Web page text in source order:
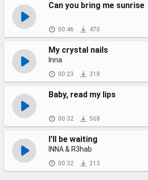
Can you bring me sunrise
00:46 470
My crystal nails
Inna
00:23 318
Baby, read my lips
00:32 568
I'll be waiting
INNA & R3hab
00:32 213